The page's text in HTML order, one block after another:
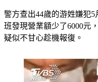
警方查出44歲的游姓嫌犯
班發現營業額少了6000元
疑似不甘心趁機報復。